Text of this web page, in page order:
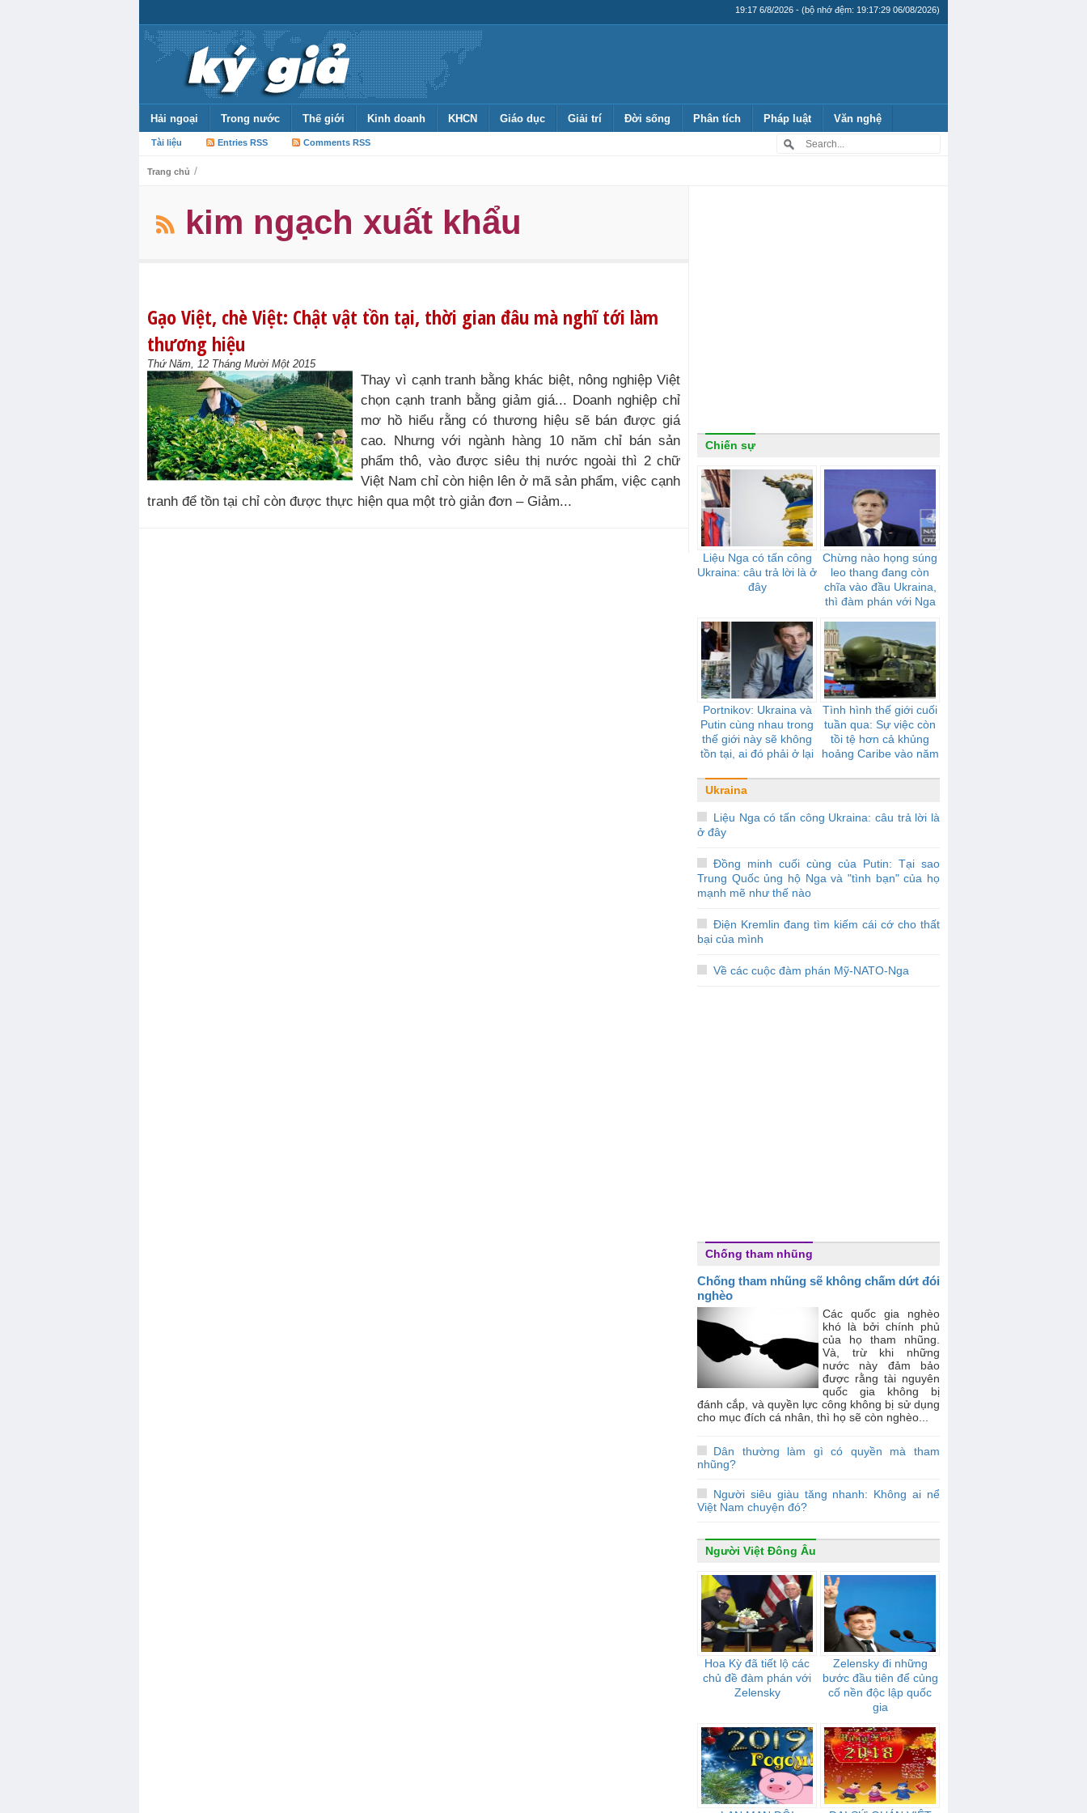
19:17 6/8/2026 - (bộ nhớ đệm: 19:17:29 06/08/2026)
Hải ngoại Trong nước Thế giới Kinh doanh KHCN Giáo dục Giải trí Đời sống Phân tích Pháp luật Văn nghệ
Tài liệu Entries RSS Comments RSS
Trang chủ /
kim ngạch xuất khẩu
Gạo Việt, chè Việt: Chật vật tồn tại, thời gian đâu mà nghĩ tới làm
thương hiệu
Thứ Năm, 12 Tháng Mười Một 2015
Thay vì cạnh tranh bằng khác biệt, nông nghiệp Việt
chọn cạnh tranh bằng giảm giá... Doanh nghiệp chỉ
mơ hồ hiểu rằng có thương hiệu sẽ bán được giá
cao. Nhưng với ngành hàng 10 năm chỉ bán sản
phẩm thô, vào được siêu thị nước ngoài thì 2 chữ
Việt Nam chỉ còn hiện lên ở mã sản phẩm, việc cạnh
tranh để tồn tại chỉ còn được thực hiện qua một trò giản đơn – Giảm...
Chiến sự
Liệu Nga có tấn công
Ukraina: câu trả lời là ở
đây
Chừng nào họng súng
leo thang đang còn
chĩa vào đầu Ukraina,
thì đàm phán với Nga
Portnikov: Ukraina và
Putin cùng nhau trong
thế giới này sẽ không
tồn tại, ai đó phải ở lại
Tình hình thế giới cuối
tuần qua: Sự việc còn
tồi tệ hơn cả khủng
hoảng Caribe vào năm
Ukraina
Liệu Nga có tấn công Ukraina: câu trả lời là
ở đây
Đồng minh cuối cùng của Putin: Tại sao
Trung Quốc ủng hộ Nga và "tình bạn" của họ
mạnh mẽ như thế nào
Điện Kremlin đang tìm kiếm cái cớ cho thất
bại của mình
Về các cuộc đàm phán Mỹ-NATO-Nga
Chống tham nhũng
Chống tham nhũng sẽ không chấm dứt đói
nghèo
Các quốc gia nghèo
khó là bởi chính phủ
của họ tham nhũng.
Và, trừ khi những
nước này đảm bảo
được rằng tài nguyên
quốc gia không bị
đánh cắp, và quyền lực công không bị sử dụng
cho mục đích cá nhân, thì họ sẽ còn nghèo...
Dân thường làm gì có quyền mà tham
nhũng?
Người siêu giàu tăng nhanh: Không ai nể
Việt Nam chuyện đó?
Người Việt Đông Âu
Hoa Kỳ đã tiết lộ các
chủ đề đàm phán với
Zelensky
Zelensky đi những
bước đầu tiên để củng
cố nền độc lập quốc
gia